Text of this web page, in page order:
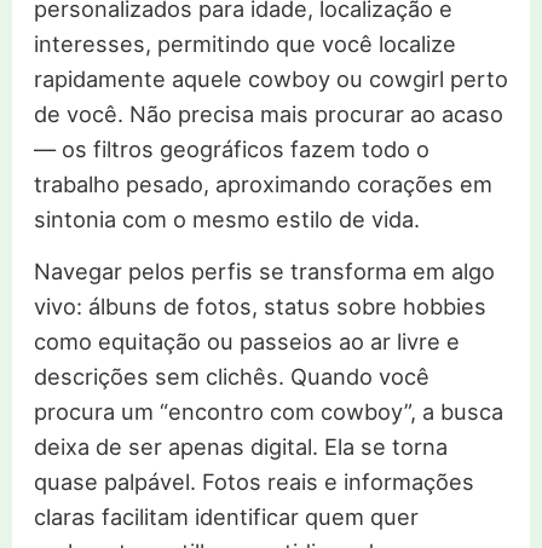
personalizados para idade, localização e
interesses, permitindo que você localize
rapidamente aquele cowboy ou cowgirl perto
de você. Não precisa mais procurar ao acaso
— os filtros geográficos fazem todo o
trabalho pesado, aproximando corações em
sintonia com o mesmo estilo de vida.
Navegar pelos perfis se transforma em algo
vivo: álbuns de fotos, status sobre hobbies
como equitação ou passeios ao ar livre e
descrições sem clichês. Quando você
procura um “encontro com cowboy”, a busca
deixa de ser apenas digital. Ela se torna
quase palpável. Fotos reais e informações
claras facilitam identificar quem quer